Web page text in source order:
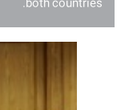
both countries.